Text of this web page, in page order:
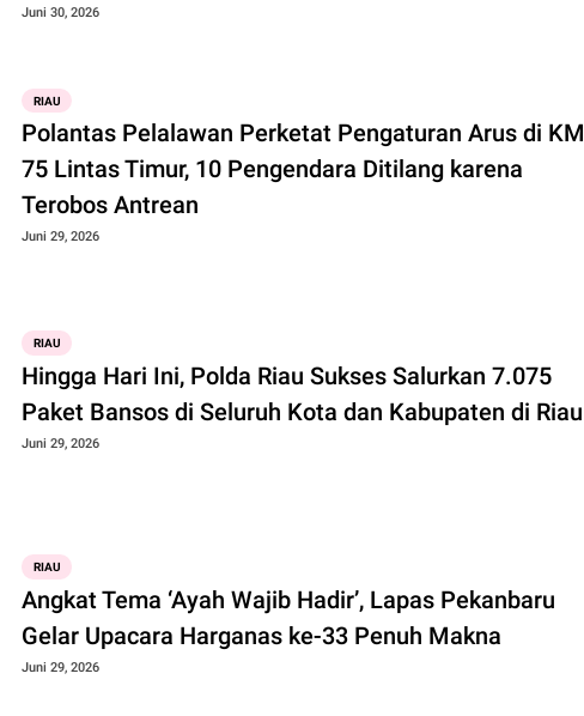
Juni 30, 2026
RIAU
Polantas Pelalawan Perketat Pengaturan Arus di KM
75 Lintas Timur, 10 Pengendara Ditilang karena
Terobos Antrean
Juni 29, 2026
RIAU
Hingga Hari Ini, Polda Riau Sukses Salurkan 7.075
Paket Bansos di Seluruh Kota dan Kabupaten di Riau
Juni 29, 2026
RIAU
Angkat Tema ‘Ayah Wajib Hadir’, Lapas Pekanbaru
Gelar Upacara Harganas ke-33 Penuh Makna
Juni 29, 2026